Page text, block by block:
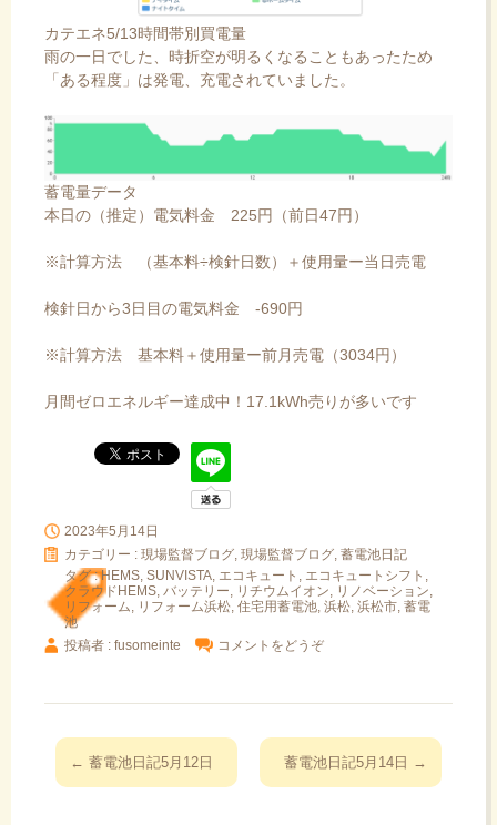
カテエネ5/13時間帯別買電量
雨の一日でした、時折空が明るくなることもあったため
「ある程度」は発電、充電されていました。
蓄電量データ
本日の（推定）電気料金 225円（前日47円）
※計算方法 （基本料÷検針日数）＋使用量ー当日売電
検針日から3日目の電気料金 -690円
※計算方法 基本料＋使用量ー前月売電（3034円）
月間ゼロエネルギー達成中！17.1kWh売りが多いです
2023年5月14日
カテゴリー : 現場監督ブログ, 現場監督ブログ, 蓄電池日記
タグ :HEMS, SUNVISTA, エコキュート , エコキュートシフト ,
クラウドHEMS, バッテリー, リチウムイオン, リノベーション,
リフォーム, リフォーム浜松, 住宅用蓄電池, 浜松, 浜松市, 蓄電
池
投稿者 : fusomeinte
コメントをどうぞ
投
稿
← 蓄電池日記5月12日 蓄電池日記5月14日 →